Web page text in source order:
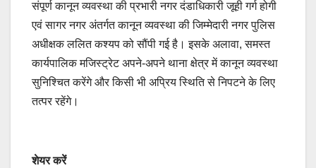
संपूर्ण कानून व्यवस्था की प्रभारी नगर दंडाधिकारी जूही गर्ग होगी
एवं सागर नगर अंतर्गत कानून व्यवस्था की जिम्मेदारी नगर पुलिस
अधीक्षक ललित कश्यप को सौंपी गई है। इसके अलावा, समस्त
कार्यपालिक मजिस्ट्रेट अपने-अपने थाना क्षेत्र में कानून व्यवस्था
सुनिश्चित करेंगे और किसी भी अप्रिय स्थिति से निपटने के लिए
तत्पर रहेंगे।
शेयर करें